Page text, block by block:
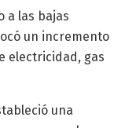
a las bajas
un incremento
electricidad, gas
una